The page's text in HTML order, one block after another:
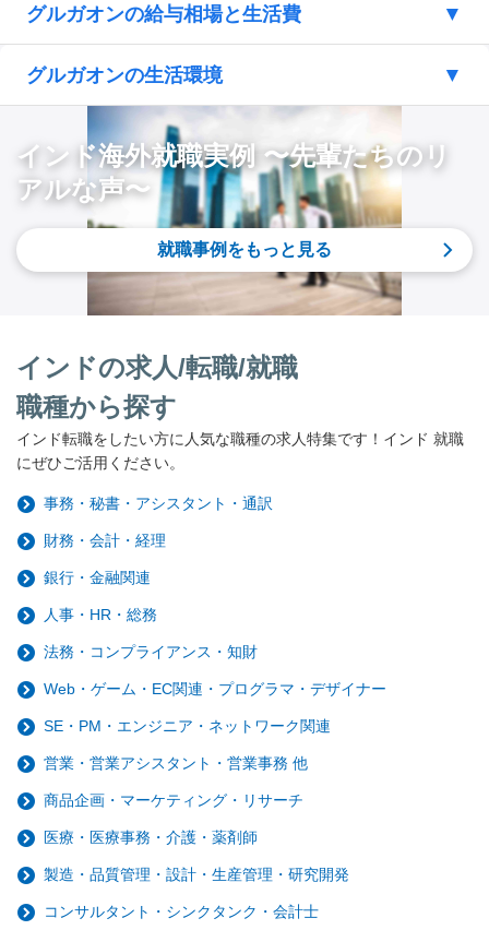
グルガオンの給与相場と生活費
グルガオンの生活環境
インド海外就職実例 〜先輩たちのリ
アルな声〜
就職事例をもっと見る
インドの求人/転職/就職
職種から探す
インド転職をしたい方に人気な職種の求人特集です！インド 就職
にぜひご活用ください。
事務・秘書・アシスタント・通訳
財務・会計・経理
銀行・金融関連
人事・HR・総務
法務・コンプライアンス・知財
Web・ゲーム・EC関連・プログラマ・デザイナー
SE・PM・エンジニア・ネットワーク関連
営業・営業アシスタント・営業事務 他
商品企画・マーケティング・リサーチ
医療・医療事務・介護・薬剤師
製造・品質管理・設計・生産管理・研究開発
コンサルタント・シンクタンク・会計士